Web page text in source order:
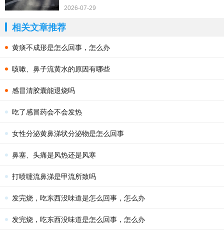
2026-07-29
相关文章推荐
黄痰不成形是怎么回事，怎么办
咳嗽、鼻子流黄水的原因有哪些
感冒清胶囊能退烧吗
吃了感冒药会不会发热
女性分泌黄鼻涕状分泌物是怎么回事
鼻塞、头痛是风热还是风寒
打喷嚏流鼻涕是甲流所致吗
发完烧，吃东西没味道是怎么回事，怎么办
发完烧，吃东西没味道是怎么回事，怎么办